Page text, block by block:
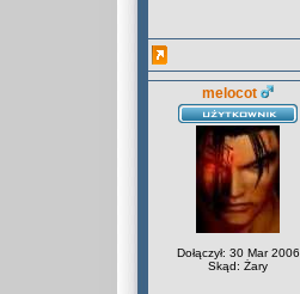
melocot
Dołączył: 30 Mar 2006
Skąd: Żary